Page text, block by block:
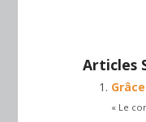
Articles
« Le